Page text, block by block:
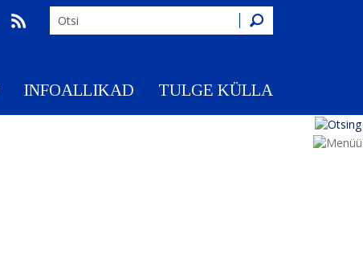
Otsing
INFOALLIKAD TULGE KÜLLA